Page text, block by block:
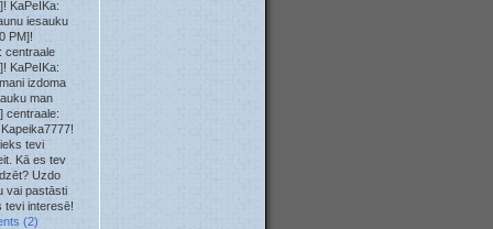
23. May
23. May
12. May
10. May
04. May
04. May
KaPeIKa:
iesauku
PM]!
centraale
KaPeIKa:
izdoma
man
centraale:
tevi
Kā es tev
Uzdo
vai pastāsti
tevi interesē!
(2)